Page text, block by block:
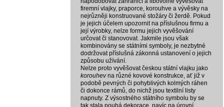
firemní vlajky, praporce, korouhve a vývěsky na
nejrůzněji konstruované stožáry či žerdě. Pokud
je jejich účelem upozornit na příslušnou firmu a
její výrobky, nelze formu jejich vyvěšování
určovat či stanovovat. Jakmile jsou však
kombinovány se státními symboly, je nezbytné
dodržovat příslušná zákonná ustanovení o jejich
způsobu užívání.
Nelze proto vyvěšovat českou státní vlajku jako
korouhevna různé kovové konstrukce, ať již v
podobě pevných či pohyblivých kolmých ráhen
či dokonce rámů, do nichž jsou textilní listy
napnuty. Z výsostného státního symbolu by se
tak stala pouhá dekorace, navíc na úrovní